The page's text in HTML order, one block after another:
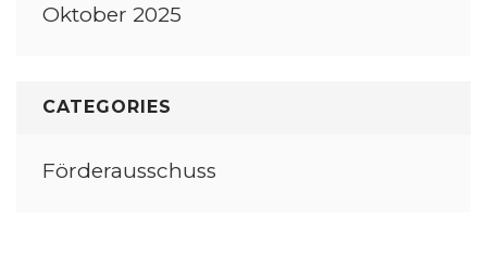
Oktober 2025
CATEGORIES
Förderausschuss